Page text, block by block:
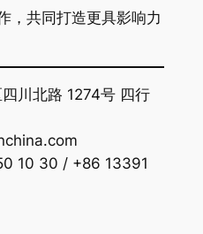
，共同打造更具影响力
川北路 1274号 四行
10 30 / +86 13391